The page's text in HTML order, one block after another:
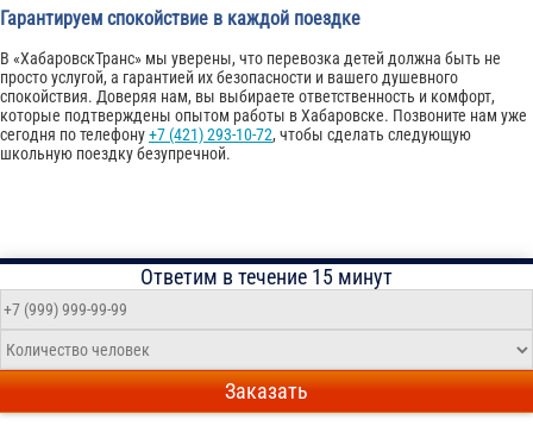
Гарантируем спокойствие в каждой поездке
В «ХабаровскТранс» мы уверены, что перевозка детей должна быть не
просто услугой, а гарантией их безопасности и вашего душевного
спокойствия. Доверяя нам, вы выбираете ответственность и комфорт,
которые подтверждены опытом работы в Хабаровске. Позвоните нам уже
сегодня по телефону+7 (421) 293-10-72, чтобы сделать следующую
школьную поездку безупречной.
Ответим в течение 15 минут
Заказать